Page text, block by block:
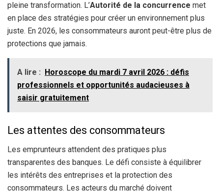
pleine transformation. L’Autorité de la concurrence met
en place des stratégies pour créer un environnement plus
juste. En 2026, les consommateurs auront peut-être plus de
protections que jamais.
A lire :
Horoscope du mardi 7 avril 2026 : défis
professionnels et opportunités audacieuses à
saisir gratuitement
Les attentes des consommateurs
Les emprunteurs attendent des pratiques plus
transparentes des banques. Le défi consiste à équilibrer
les intérêts des entreprises et la protection des
consommateurs. Les acteurs du marché doivent